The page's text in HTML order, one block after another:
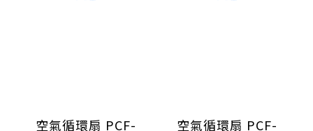
空氣循環扇 PCF-
空氣循環扇 PCF-